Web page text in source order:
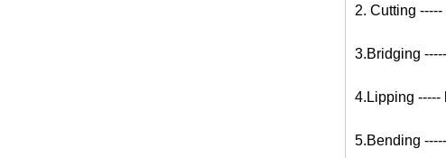
2. Cutting
3.Bridging
4.Lipping -----
5.Bending